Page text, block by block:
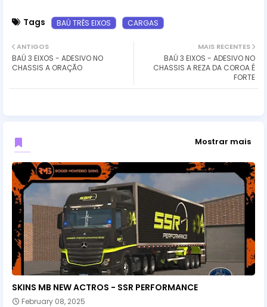
Tags BAÚ TRÊS EIXOS CARGAS
MAIS RECENTES
BAÚ 3 EIXOS - ADESIVO NO
CHASSIS A REZA DA COROA É
FORTE
ANTIGOS
BAÚ 3 EIXOS - ADESIVO NO
CHASSIS A ORAÇÃO
Mostrar mais
SKINS MB NEW ACTROS - SSR PERFORMANCE
February 08, 2025